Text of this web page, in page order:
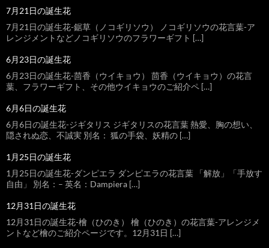
7月21日の誕生花
7月21日の誕生花-鋸草（ノコギリソウ） ノコギリソウの花言葉-ア
レンジメントなどノコギリソウのフラワーギフト […]
6月23日の誕生花
6月23日の誕生花-茴香（ウイキョウ） 茴香（ウイキョウ）の花言
葉、フラワーギフト、その他ウイキョウのご紹介ペ […]
6月6日の誕生花
6月6日の誕生花-ジギタリス ジギタリスの花言葉 熱愛、胸の想い、
隠されぬ恋、不誠実 別名： 狐の手袋、妖精の […]
1月25日の誕生花
1月25日の誕生花-ダンピエラ ダンピエラの花言葉 「解放」「手放す
自由」 別名：– 英名：Dampiera […]
12月31日の誕生花
12月31日の誕生花-檜（ひのき） 檜（ひのき）の花言葉-アレンジメ
ントなど檜のご紹介ページです。12月31日 […]